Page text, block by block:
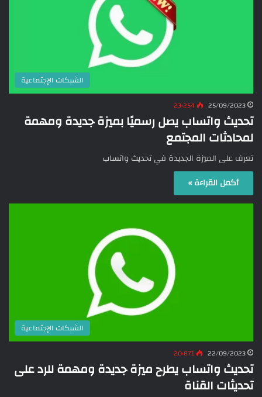
الشبكات الإجتماعية
25/09/2023 23٬254
تحديث واتساب يصل رسميًا بميزة جديدة ومهمة
لمحادثات المجتمع
تعرف على الميزة الجديدة في تحديث واتساب
أكمل القراءة »
الشبكات الإجتماعية
22/09/2023 20٬871
تحديث واتساب يطرح ميزة جديدة ومهمة للرد على
تحديثات القناة